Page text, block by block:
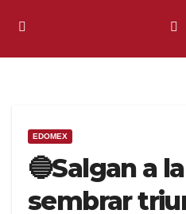
EDOMEX
🔵Salgan a
sembrar